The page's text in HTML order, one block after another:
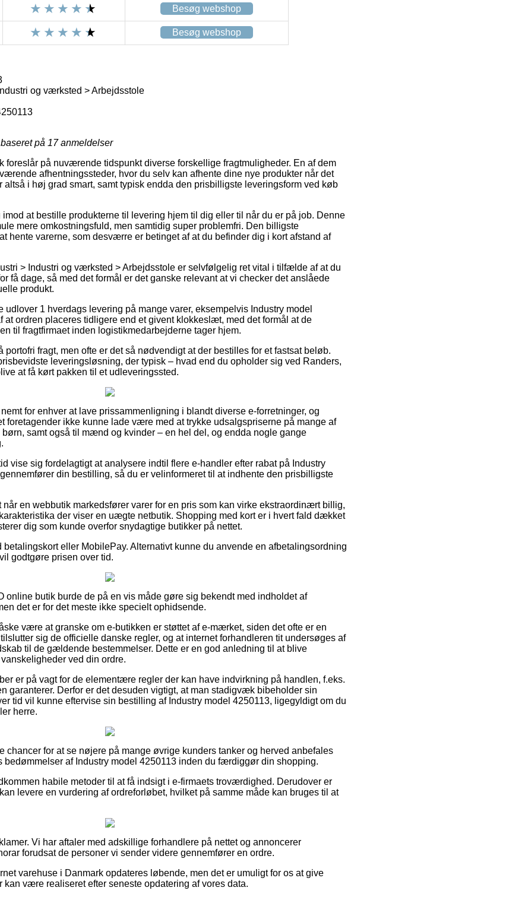
Besøg webshop
Besøg webshop
og værksted > Arbejdsstole
på 17anmeldelser
foreslår på nuværende tidspunkt diverse forskellige fragtmuligheder. En af dem
afhentningssteder, hvor du selv kan afhente dine nye produkter når det
altså i høj grad smart, samt typisk endda den prisbilligste leveringsform ved køb
at bestille produkterne til levering hjem til dig eller til når du er på job. Denne
mere omkostningsfuld, men samtidig super problemfri. Den billigste
hente varerne, som desværre er betinget af at du befinder dig i kort afstand af
> Industri og værksted > Arbejdsstole er selvfølgelig ret vital i tilfælde af at du
få dage, så med det formål er det ganske relevant at vi checker det anslåede
produkt.
udlover 1 hverdags levering på mange varer, eksempelvis Industry model
ordren placeres tidligere end et givent klokkeslæt, med det formål at de
til fragtfirmaet inden logistikmedarbejderne tager hjem.
portofri fragt, men ofte er det så nødvendigt at der bestilles for et fastsat beløb.
leveringsløsning, der typisk – hvad end du opholder sig ved Randers,
at få kørt pakken til et udleveringssted.
for enhver at lave prissammenligning i blandt diverse e-forretninger, og
foretagender ikke kunne lade være med at trykke udsalgspriserne på mange af
samt også til mænd og kvinder – en hel del, og endda nogle gange
vise sig fordelagtigt at analysere indtil flere e-handler efter rabat på Industry
din bestilling, så du er velinformeret til at indhente den prisbilligste
en webbutik markedsfører varer for en pris som kan virke ekstraordinært billig,
der viser en uægte netbutik. Shopping med kort er i hvert fald dækket
dig som kunde overfor snydagtige butikker på nettet.
eller MobilePay. Alternativt kunne du anvende en afbetalingsordning
godtgøre prisen over tid.
online butik burde de på en vis måde gøre sig bekendt med indholdet af
det er for det meste ikke specielt ophidsende.
være at granske om e-butikken er støttet af e-mærket, siden det ofte er en
sig de officielle danske regler, og at internet forhandleren tit undersøges af
til de gældende bestemmelser. Dette er en god anledning til at blive
ved din ordre.
er på vagt for de elementære regler der kan have indvirkning på handlen, f.eks.
garanterer. Derfor er det desuden vigtigt, at man stadigvæk bibeholder sin
tid vil kunne eftervise sin bestilling af Industry model 4250113, ligegyldigt om du
herre.
chancer for at se nøjere på mange øvrige kunders tanker og herved anbefales
bedømmelser af Industry model 4250113 inden du færdiggør din shopping.
habile metoder til at få indsigt i e-firmaets troværdighed. Derudover er
levere en vurdering af ordreforløbet, hvilket på samme måde kan bruges til at
Vi har aftaler med adskillige forhandlere på nettet og annoncerer
forudsat de personer vi sender videre gennemfører en ordre.
varehuse i Danmark opdateres løbende, men det er umuligt for os at give
kan være realiseret efter seneste opdatering af vores data.